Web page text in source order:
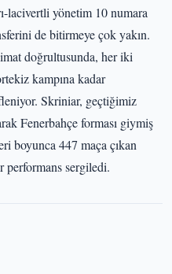
lacivertli yönetim 10 numara
de bitirmeye çok yakın.
doğrultusunda, her iki
kampına kadar
Skriniar, geçtiğimiz
Fenerbahçe forması giymiş
boyunca 447 maça çıkan
performans sergiledi.